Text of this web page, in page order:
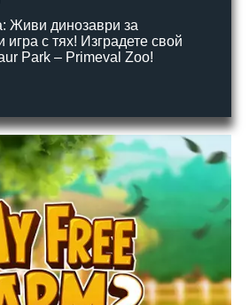
Живи динозаври за
с тях! Изградете свой
Park – Primeval Zoo!